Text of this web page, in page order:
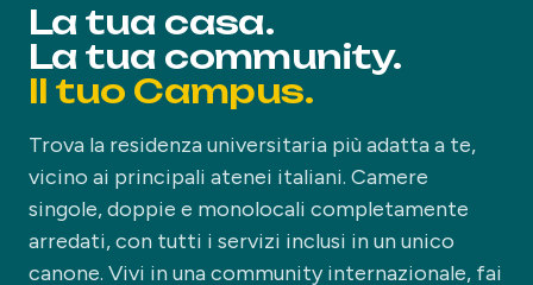
La tua casa.
La tua community.
Il tuo Campus.
Trova la residenza universitaria più adatta a te,
vicino ai principali atenei italiani. Camere
singole, doppie e monolocali completamente
arredati, con tutti i servizi inclusi in un unico
canone. Vivi in una community internazionale, fai